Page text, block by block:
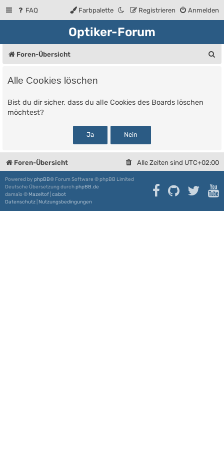
FAQ Anmelden
Registrieren
Farbpalette
Optiker-Forum
Foren-Übersicht
Alle Cookies löschen
Bist du dir sicher, dass du alle Cookies des Boards löschen
möchtest?
Foren-Übersicht Alle Zeiten sind UTC+02:00
Powered by phpBB® Forum Software © phpBB Limited
Deutsche Übersetzung durchphpBB.de
damaïo © Mazeltof cabot
Datenschutz Nutzungsbedingungen